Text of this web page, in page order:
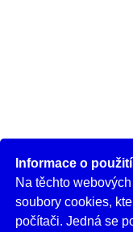
Informace o
Na těchto
soubory cookies,
počítači. Jedná se